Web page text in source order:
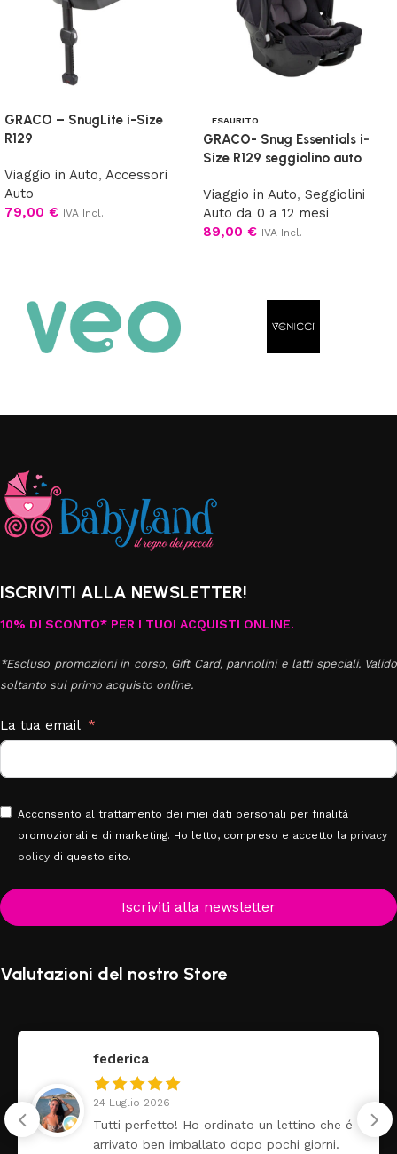
GRACO – SnugLite i-Size
R129
Viaggio in Auto, Accessori
Auto
79,00 € IVA Incl.
ESAURITO
GRACO- Snug Essentials i-
Size R129 seggiolino auto
Viaggio in Auto, Seggiolini
Auto da 0 a 12 mesi
89,00 € IVA Incl.
ISCRIVITI ALLA NEWSLETTER!
10% DI SCONTO* PER I TUOI ACQUISTI ONLINE.
*Escluso promozioni in corso, Gift Card, pannolini e latti speciali. Valido
soltanto sul primo acquisto online.
La tua email
Acconsento al trattamento dei miei dati personali per finalità
promozionali e di marketing. Ho letto, compreso e accetto la privacy
policy di questo sito.
Iscriviti alla newsletter
Valutazioni del nostro Store
federica
24 Luglio 2026
Tutti perfetto! Ho ordinato un lettino che é
arrivato ben imballato dopo pochi giorni.